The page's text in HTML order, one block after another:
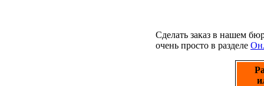
Сделать заказ в нашем
очень просто в разделе